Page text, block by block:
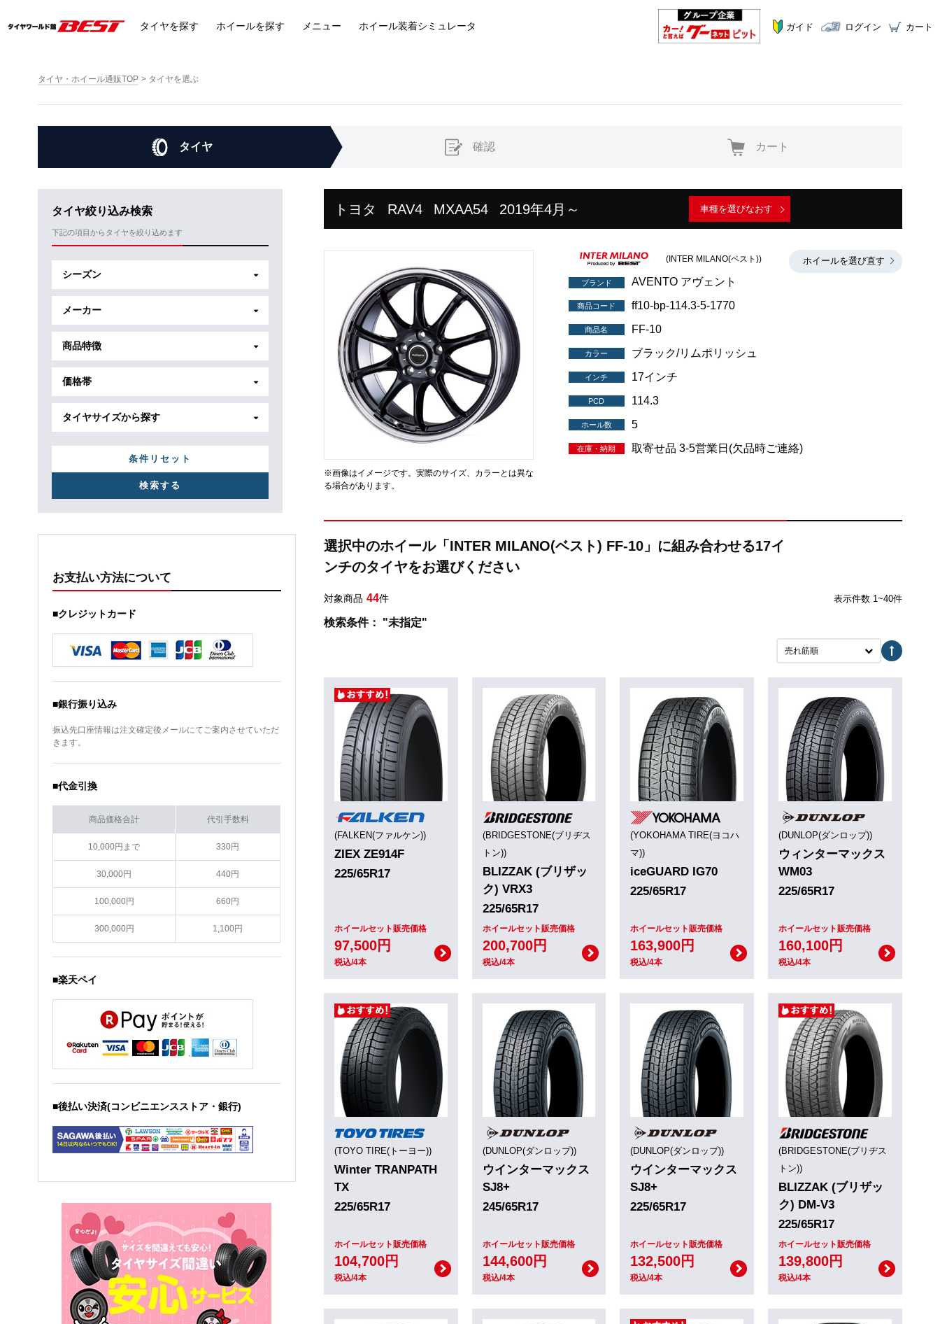
タイヤを探す ホイールを探す メニュー ホイール装着シミュレータ ガイド ログイン カート
タイヤ・ホイール通販TOP タイヤを選ぶ
タイヤ 確認 カート
タイヤ絞り込み検索
下記の項目からタイヤを絞り込めます
シーズン
メーカー
商品特徴
価格帯
タイヤサイズから探す
条件リセット
お支払い方法について
■クレジットカード
■銀行振り込み
振込先口座情報は注文確定後メールにてご案内させていただ
きます。
■代金引換
商品価格合計 代引手数料
10,000円まで 330円
30,000円 440円
100,000円 660円
300,000円 1,100円
■楽天ペイ
■後払い決済(コンビニエンスストア・銀行)
トヨタ RAV4 MXAA54 2019年4月～ 車種を選びなおす
※画像はイメージです。実際のサイズ、カラーとは異な
る場合があります。
ホイールを選び直す
(INTER MILANO(ベスト))
ブランド AVENTO アヴェント
商品コード ff10-bp-114.3-5-1770
商品名 FF-10
カラー ブラック/リムポリッシュ
インチ 17インチ
PCD 114.3
ホール数 5
在庫・納期 取寄せ品 3-5営業日(欠品時ご連絡)
選択中のホイール「INTER MILANO(ベスト) FF-10」に組み合わせる17イ
ンチのタイヤをお選びください
対象商品 44件 表示件数 1~40件
検索条件： "未指定"
売れ筋順
(FALKEN(ファルケン))
ZIEX ZE914F
225/65R17
ホイールセット販売価格
97,500円
税込/4本
(BRIDGESTONE(ブリヂス
トン))
BLIZZAK (ブリザッ
ク) VRX3
225/65R17
ホイールセット販売価格
200,700円
税込/4本
(YOKOHAMA TIRE(ヨコハ
マ))
iceGUARD IG70
225/65R17
ホイールセット販売価格
163,900円
税込/4本
(DUNLOP(ダンロップ))
ウィンターマックス
WM03
225/65R17
ホイールセット販売価格
160,100円
税込/4本
(TOYO TIRE(トーヨー))
Winter TRANPATH
TX
225/65R17
ホイールセット販売価格
104,700円
税込/4本
(DUNLOP(ダンロップ))
ウインターマックス
SJ8+
245/65R17
ホイールセット販売価格
144,600円
税込/4本
(DUNLOP(ダンロップ))
ウインターマックス
SJ8+
225/65R17
ホイールセット販売価格
132,500円
税込/4本
(BRIDGESTONE(ブリヂス
トン))
BLIZZAK (ブリザッ
ク) DM-V3
225/65R17
ホイールセット販売価格
139,800円
税込/4本